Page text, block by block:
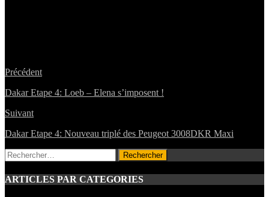
Précédent
Dakar Etape 4: Loeb – Elena s’imposent !
Suivant
Dakar Etape 4: Nouveau triplé des Peugeot 3008DKR Maxi
Rechercher :
ARTICLES PAR CATEGORIES